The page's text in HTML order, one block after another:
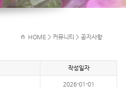
HOME > 커뮤니티 > 공지사항
작성일자
2026-01-01